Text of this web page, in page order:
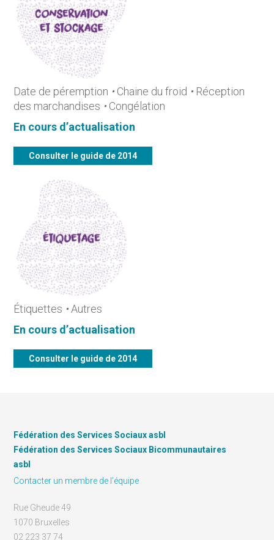
Date de péremption • Chaine du froid • Réception
des marchandises • Congélation
En cours d’actualisation
Consulter le guide de 2014
Étiquettes •Autres
En cours d’actualisation
Consulter le guide de 2014
Fédération des Services Sociaux asbl
Fédération des Services Sociaux Bicommunautaires
asbl
Contacter un membre de l’équipe
Rue Gheude 49
1070 Bruxelles
02 223 37 74